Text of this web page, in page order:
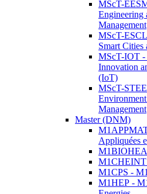
MScT-
Engineering
Management
MScT-
Smart
MScT-IOT -
Innovation
(IoT)
MScT-
Management
Master (DNM)
Appliquées
M1BIOHEA
M1CHEINT
M1CPS -
M1HEP -